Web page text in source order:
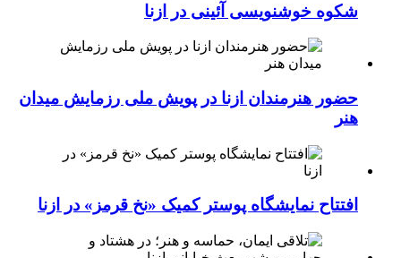
شکوه خوشنویسی آئینی در ازنا
حضور هنرمندان ازنا در پویش ملی رزمایش میدان
هنر
افتتاح نمایشگاه پوستر کمیک «نخ قرمز» در ازنا